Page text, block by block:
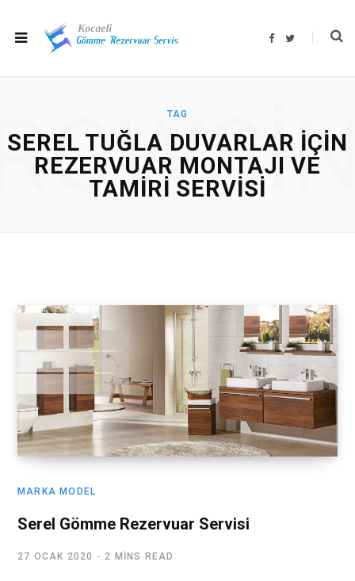
F
T
TAG
SEREL TUĞLA DUVARLAR IÇIN
REZERVUAR MONTAJI VE
TAMIRI SERVISI
MARKA MODEL
Serel Gömme Rezervuar Servisi
27 OCAK 2020 2 MINS READ